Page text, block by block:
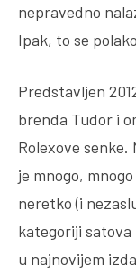
nepravedno
Ipak, to se
Predstavljen
brenda Tudor i
Rolexove
je mnogo,
neretko (i
kategoriji satova
u najnovijem